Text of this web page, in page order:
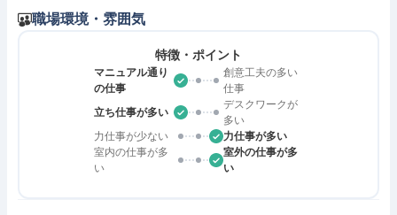
職場環境・雰囲気
特徴・ポイント
マニュアル通り
の仕事
創意工夫の多い
仕事
立ち仕事が多い
デスクワークが
多い
力仕事が少ない
力仕事が多い
室内の仕事が多
い
室外の仕事が多
い